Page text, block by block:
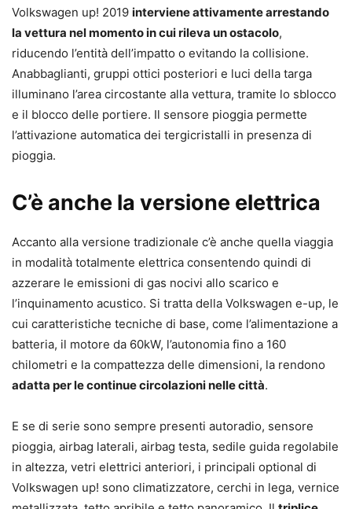
Volkswagen up! 2019 interviene attivamente arrestando
la vettura nel momento in cui rileva un ostacolo,
riducendo l’entità dell’impatto o evitando la collisione.
Anabbaglianti, gruppi ottici posteriori e luci della targa
illuminano l’area circostante alla vettura, tramite lo sblocco
e il blocco delle portiere. Il sensore pioggia permette
l’attivazione automatica dei tergicristalli in presenza di
pioggia.
C’è anche la versione elettrica
Accanto alla versione tradizionale c’è anche quella viaggia
in modalità totalmente elettrica consentendo quindi di
azzerare le emissioni di gas nocivi allo scarico e
l’inquinamento acustico. Si tratta della Volkswagen e-up, le
cui caratteristiche tecniche di base, come l’alimentazione a
batteria, il motore da 60kW, l’autonomia fino a 160
chilometri e la compattezza delle dimensioni, la rendono
adatta per le continue circolazioni nelle città.
E se di serie sono sempre presenti autoradio, sensore
pioggia, airbag laterali, airbag testa, sedile guida regolabile
in altezza, vetri elettrici anteriori, i principali optional di
Volkswagen up! sono climatizzatore, cerchi in lega, vernice